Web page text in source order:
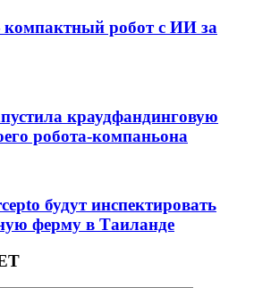
робот с ИИ за
краудфандинговую
робота-компаньона
будут инспектировать
ферму в Таиланде